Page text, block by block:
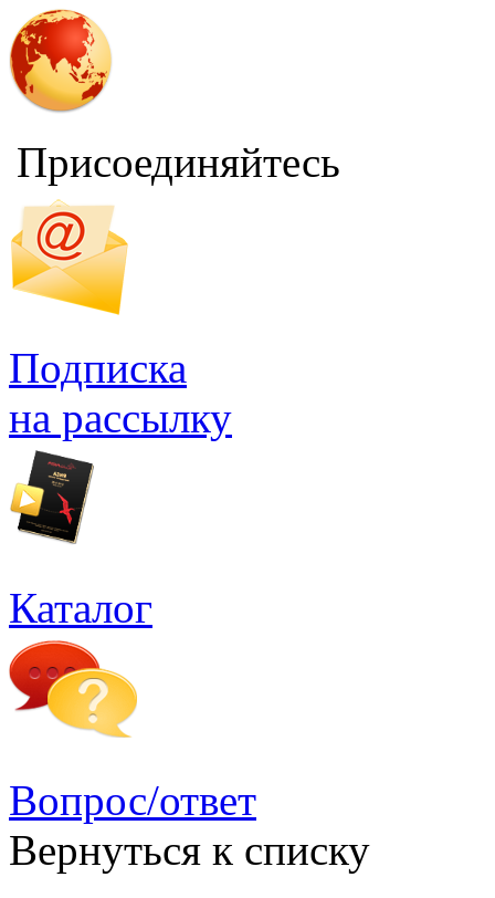
Присоединяйтесь
Подписка
на рассылку
Каталог
Вопрос/ответ
Вернуться к списку